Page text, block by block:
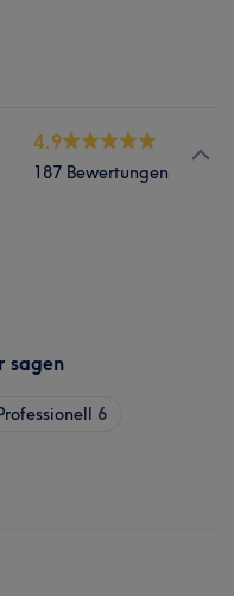
4.9
187 Bewertungen
sagen
6